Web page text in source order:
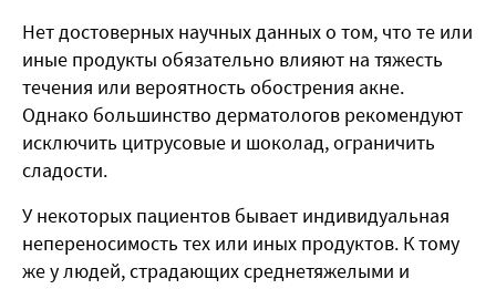
Нет достоверных научных данных о том, что те или
иные продукты обязательно влияют на тяжесть
течения или вероятность обострения акне.
Однако большинство дерматологов рекомендуют
исключить цитрусовые и шоколад, ограничить
сладости.
У некоторых пациентов бывает индивидуальная
непереносимость тех или иных продуктов. К тому
же у людей, страдающих среднетяжелыми и